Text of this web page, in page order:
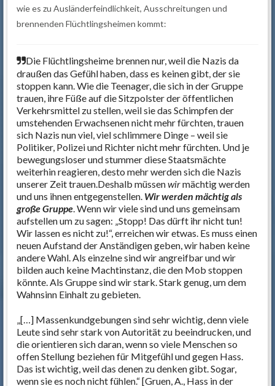
wie es zu Ausländerfeindlichkeit, Ausschreitungen und
brennenden Flüchtlingsheimen kommt:
Die Flüchtlingsheime brennen nur, weil die Nazis da
draußen das Gefühl haben, dass es keinen gibt, der sie
stoppen kann. Wie die Teenager, die sich in der Gruppe
trauen, ihre Füße auf die Sitzpolster der öffentlichen
Verkehrsmittel zu stellen, weil sie das Schimpfen der
umstehenden Erwachsenen nicht mehr fürchten, trauen
sich Nazis nun viel, viel schlimmere Dinge – weil sie
Politiker, Polizei und Richter nicht mehr fürchten. Und je
bewegungsloser und stummer diese Staatsmächte
weiterhin reagieren, desto mehr werden sich die Nazis
unserer Zeit trauen.Deshalb müssenwirmächtig werden
und uns ihnen entgegenstellen. Wir werden mächtig als
große Gruppe. Wenn wir viele sind und uns gemeinsam
aufstellen um zu sagen: „Stopp! Das dürft ihr nicht tun!
Wir lassen es nicht zu!“, erreichen wir etwas. Es muss einen
neuen Aufstand der Anständigen geben, wir haben keine
andere Wahl. Als einzelne sind wir angreifbar und wir
bilden auch keine Machtinstanz, die den Mob stoppen
könnte. Als Gruppe sind wir stark. Stark genug, um dem
Wahnsinn Einhalt zu gebieten.
„[…] Massenkundgebungen sind sehr wichtig, denn viele
Leute sind sehr stark von Autorität zu beeindrucken, und
die orientieren sich daran, wenn so viele Menschen so
offen Stellung beziehen für Mitgefühl und gegen Hass.
Das ist wichtig, weil das denen zu denken gibt. Sogar,
wenn sie es noch nicht fühlen.“ [Gruen, A., Hass in der